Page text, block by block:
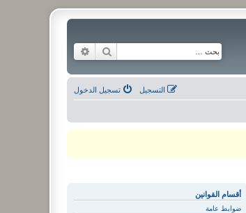
بحث
تسجيل الدخول التسجيل
أقسام القوانين
ضوابط عامة